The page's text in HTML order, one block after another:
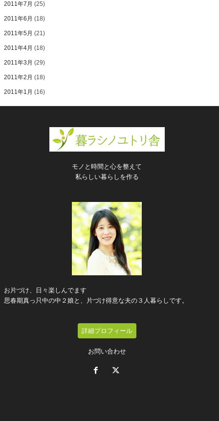
2011年7月 (25)
2011年6月 (18)
2011年5月 (21)
2011年4月 (18)
2011年3月 (29)
2011年2月 (18)
2011年1月 (16)
モノと時間と心を整えて
私らしい暮らしを作る
お片づけ、日々楽しんでます
思春期真っ只中の中２娘と、片づけ得意な夫の３人暮らしです。
詳細プロフィール
お問い合わせ